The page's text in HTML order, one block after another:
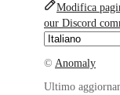
Modifica
our Discord
© Anomaly
Ultimo